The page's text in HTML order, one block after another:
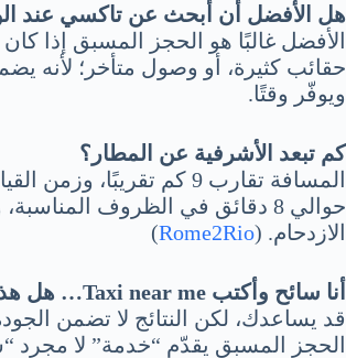
هل الأفضل أن أبحث عن تاكسي عند
الأفضل غالبًا هو الحجز المسبق إذا
حقائب كثيرة، أو وصول متأخر؛ لأنه
ويوفّر وقتًا.
كم تبعد الأشرفية عن المطار؟
المسافة تقارب 9 كم تقريبًا،
حوالي 8 دقائق في الظروف
الازدحام. (Rome2Rio
)
أنا سائح وأكتب Taxi near me… هل هذا يكفي؟
قد يساعدك، لكن النتائج لا تضمن الجودة
الحجز المسبق يقدّم “خدمة” لا مجرد